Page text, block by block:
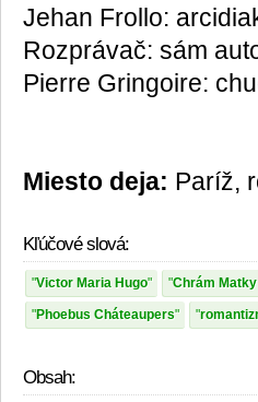
Jehan Frollo:
Rozprávač: sám
Pierre Gringoire:
Miesto deja: Paríž,
Kľúčové slová:
Victor Maria Hugo Chrám
Phoebus Cháteaupers
Obsah: